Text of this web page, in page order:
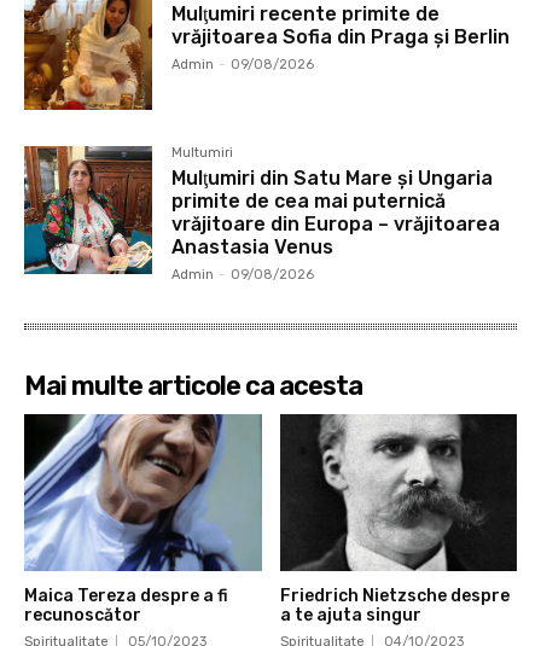
Mulţumiri recente primite de
vrăjitoarea Sofia din Praga și Berlin
Admin - 09/08/2026
Multumiri
Mulţumiri din Satu Mare și Ungaria
primite de cea mai puternică
vrăjitoare din Europa – vrăjitoarea
Anastasia Venus
Admin - 09/08/2026
Mai multe articole ca acesta
Maica Tereza despre a fi
recunoscător
Spiritualitate 05/10/2023
Friedrich Nietzsche despre
a te ajuta singur
Spiritualitate 04/10/2023